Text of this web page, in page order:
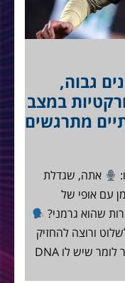
גבוה,
במצב
מתרגשים
אתה, שגדלת
עם אופי של
ורוצה להחזיק
בכדור, רוצה לתקוף ולנצח. אז כן, אפשר לומר שיש לו DNA